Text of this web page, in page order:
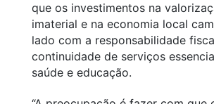
que os investimentos na
imaterial e na economia local
lado com a responsabilidade
continuidade de serviços
saúde e educação.